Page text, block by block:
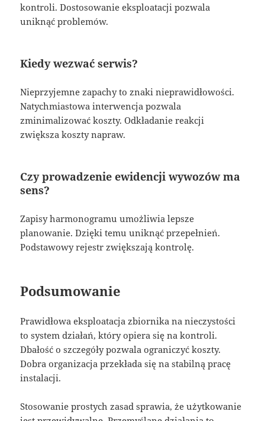
kontroli. Dostosowanie eksploatacji pozwala
uniknąć problemów.
Kiedy wezwać serwis?
Nieprzyjemne zapachy to znaki nieprawidłowości.
Natychmiastowa interwencja pozwala
zminimalizować koszty. Odkładanie reakcji
zwiększa koszty napraw.
Czy prowadzenie ewidencji wywozów ma
sens?
Zapisy harmonogramu umożliwia lepsze
planowanie. Dzięki temu uniknąć przepełnień.
Podstawowy rejestr zwiększają kontrolę.
Podsumowanie
Prawidłowa eksploatacja zbiornika na nieczystości
to system działań, który opiera się na kontroli.
Dbałość o szczegóły pozwala ograniczyć koszty.
Dobra organizacja przekłada się na stabilną pracę
instalacji.
Stosowanie prostych zasad sprawia, że użytkowanie